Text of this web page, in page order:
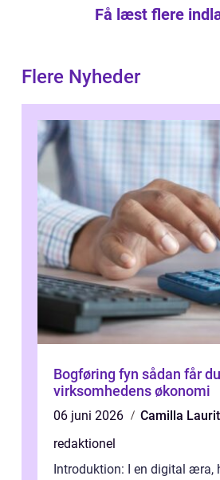
Få læst flere
Flere Nyheder
Bogføring fyn sådan får du styr på
virksomhedens økonomi
06 juni 2026
Camilla
redaktionel
Introduktion: I en digital æra,